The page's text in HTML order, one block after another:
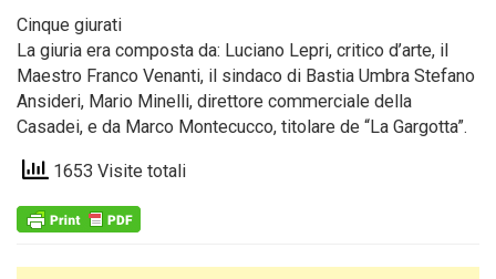
Cinque giurati
La giuria era composta da: Luciano Lepri, critico d’arte, il
Maestro Franco Venanti, il sindaco di Bastia Umbra Stefano
Ansideri, Mario Minelli, direttore commerciale della
Casadei, e da Marco Montecucco, titolare de “La Gargotta”.
1653 Visite totali